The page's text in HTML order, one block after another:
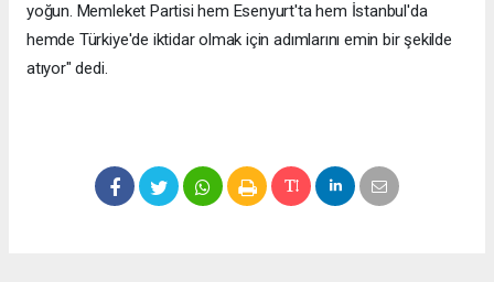
yoğun. Memleket Partisi hem Esenyurt'ta hem İstanbul'da
hemde Türkiye'de iktidar olmak için adımlarını emin bir şekilde
atıyor" dedi.